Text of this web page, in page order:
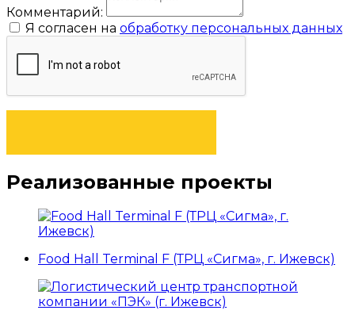
Комментарий:
Я согласен на обработку персональных данных
Реализованные проекты
Food Hall Terminal F (ТРЦ «Сигма», г. Ижевск)